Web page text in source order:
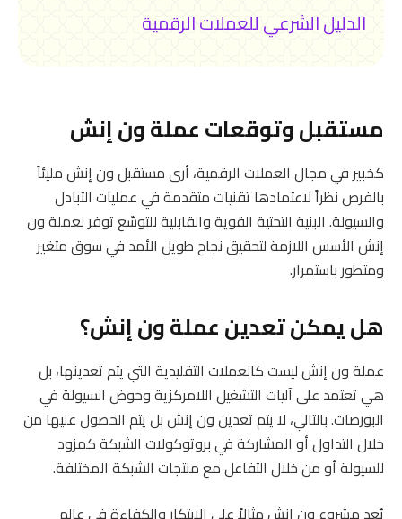
الدليل الشرعي للعملات الرقمية
مستقبل وتوقعات عملة ون إنش
كخبير في مجال العملات الرقمية، أرى مستقبل ون إنش مليئاً
بالفرص نظراً لاعتمادها تقنيات متقدمة في عمليات التبادل
والسيولة. البنية التحتية القوية والقابلية للتوسّع توفر لعملة ون
إنش الأسس اللازمة لتحقيق نجاح طويل الأمد في سوق متغير
ومتطور باستمرار.
هل يمكن تعدين عملة ون إنش؟
عملة ون إنش ليست كالعملات التقليدية التي يتم تعدينها، بل
هي تعتمد على آليات التشغيل اللامركزية وحوض السيولة في
البورصات. بالتالي، لا يتم تعدين ون إنش بل يتم الحصول عليها من
خلال التداول أو المشاركة في بروتوكولات الشبكة كمزود
للسيولة أو من خلال التفاعل مع منتجات الشبكة المختلفة.